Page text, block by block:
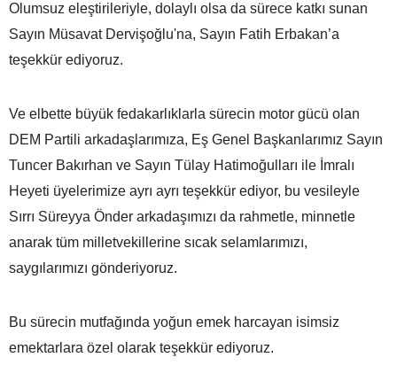
Olumsuz eleştirileriyle, dolaylı olsa da sürece katkı sunan
Sayın Müsavat Dervişoğlu'na, Sayın Fatih Erbakan’a
teşekkür ediyoruz.
Ve elbette büyük fedakarlıklarla sürecin motor gücü olan
DEM Partili arkadaşlarımıza, Eş Genel Başkanlarımız Sayın
Tuncer Bakırhan ve Sayın Tülay Hatimoğulları ile İmralı
Heyeti üyelerimize ayrı ayrı teşekkür ediyor, bu vesileyle
Sırrı Süreyya Önder arkadaşımızı da rahmetle, minnetle
anarak tüm milletvekillerine sıcak selamlarımızı,
saygılarımızı gönderiyoruz.
Bu sürecin mutfağında yoğun emek harcayan isimsiz
emektarlara özel olarak teşekkür ediyoruz.